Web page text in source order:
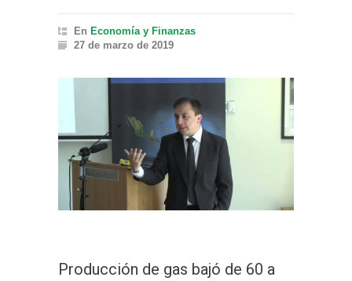
En Economía y Finanzas
27 de marzo de 2019
Producción de gas bajó de 60 a